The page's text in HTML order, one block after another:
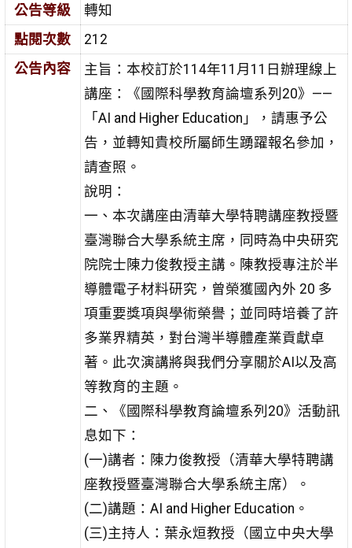
公告等級
轉知
點閱次數
212
公告內容
主旨：本校訂於114年11月11日辦理線上
講座：《國際科學教育論壇系列20》——
「AI and Higher Education」，請惠予公
告，並轉知貴校所屬師生踴躍報名參加，
請查照。
說明：
一、本次講座由清華大學特聘講座教授暨
臺灣聯合大學系統主席，同時為中央研究
院院士陳力俊教授主講。陳教授專注於半
導體電子材料研究，曾榮獲國內外 20 多
項重要獎項與學術榮譽；並同時培養了許
多業界精英，對台灣半導體產業貢獻卓
著。此次演講將與我們分享關於AI以及高
等教育的主題。
二、《國際科學教育論壇系列20》活動訊
息如下：
(一)講者：陳力俊教授（清華大學特聘講
座教授暨臺灣聯合大學系統主席）。
(二)講題：AI and Higher Education。
(三)主持人：葉永烜教授（國立中央大學